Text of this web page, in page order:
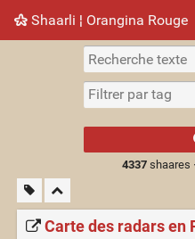
Shaarli ¦ Orangina Rouge
Nuage de tags Mur
4337shaares ·
Carte des radars en